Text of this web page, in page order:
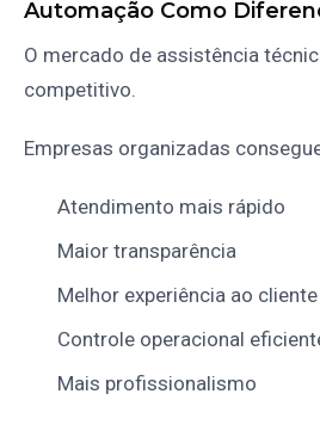
Automação Como
O mercado de assistência
competitivo.
Empresas organizadas
Atendimento mais rápido
Maior transparência
Melhor experiência ao cliente
Controle operacional
Mais profissionalismo